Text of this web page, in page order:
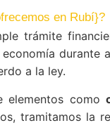
en Rubí}?
trámite
durante
a la ley.
elementos como
tramitamos la